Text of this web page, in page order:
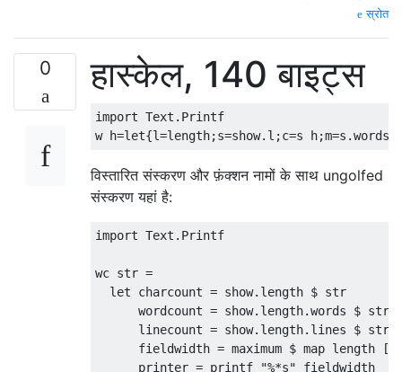
स्रोत
0 हास्केल, 140 बाइट्स
import Text.Printf
विस्तारित संस्करण और फ़ंक्शन नामों के साथ ungolfed
संस्करण यहां है:
import Text.Printf
wc str =
  let charcount = show.length $ str
      wordcount = show.length.words $ str
      linecount = show.length.lines $ str
fieldwidth = maximum $ map length
      printer = printf "%*s" fieldwidth